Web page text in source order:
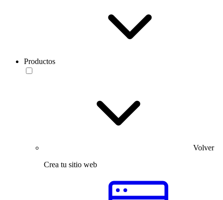
Productos
Volver
Crea tu sitio web